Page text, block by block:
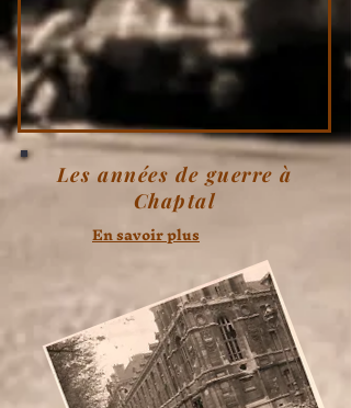
Les années de guerre à
Chaptal
En savoir plus